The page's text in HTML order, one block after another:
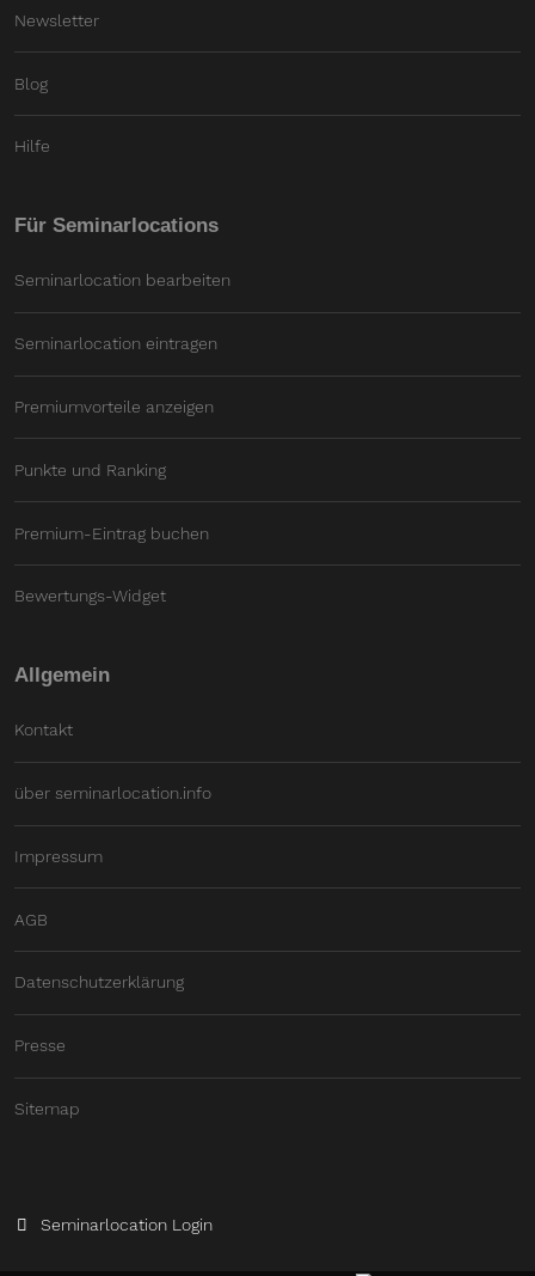
Newsletter
Blog
Hilfe
Für Seminarlocations
Seminarlocation bearbeiten
Seminarlocation eintragen
Premiumvorteile anzeigen
Punkte und Ranking
Premium-Eintrag buchen
Bewertungs-Widget
Allgemein
Kontakt
über seminarlocation.info
Impressum
AGB
Datenschutzerklärung
Presse
Sitemap
Seminarlocation Login